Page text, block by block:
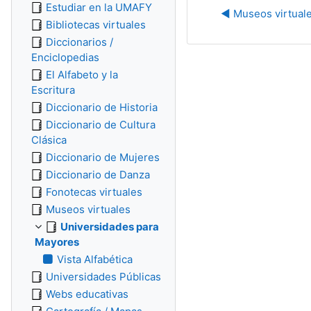
◀︎ Museos
Estudiar en la UMAFY
Bibliotecas virtuales
Diccionarios /
Enciclopedias
El Alfabeto y la
Escritura
Diccionario de Historia
Diccionario de Cultura
Clásica
Diccionario de Mujeres
Diccionario de Danza
Fonotecas virtuales
Museos virtuales
Universidades para
Mayores
Vista Alfabética
Universidades Públicas
Webs educativas